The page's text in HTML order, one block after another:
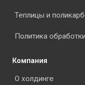
Теплицы и
Политика
Компания
О холдинге